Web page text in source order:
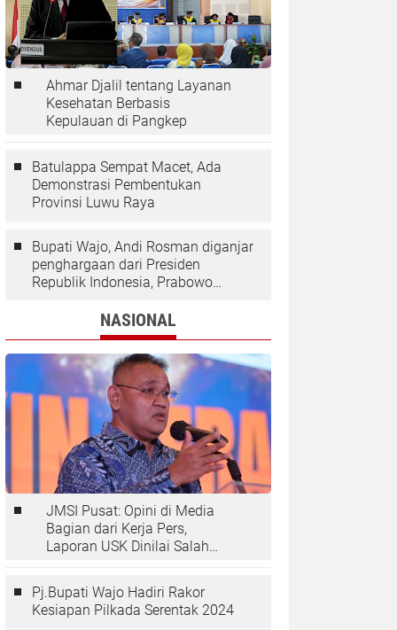
Ahmar Djalil tentang Layanan
Kesehatan Berbasis
Kepulauan di Pangkep
Batulappa Sempat Macet, Ada
Demonstrasi Pembentukan
Provinsi Luwu Raya
Bupati Wajo, Andi Rosman diganjar
penghargaan dari Presiden
Republik Indonesia, Prabowo
NASIONAL
JMSI Pusat: Opini di Media
Bagian dari Kerja Pers,
Laporan USK Dinilai Salah
Pj.Bupati Wajo Hadiri Rakor
Kesiapan Pilkada Serentak 2024